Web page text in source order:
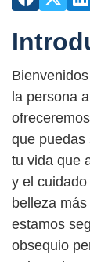
la persona
que puedas
tu vida que
y el
belleza
estamos
obsequio